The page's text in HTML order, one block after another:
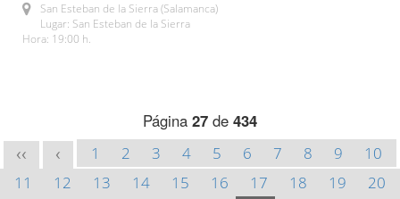
San Esteban de la Sierra (Salamanca)
Lugar: San Esteban de la Sierra
Hora: 19:00 h.
Página 27 de 434
<< < 1 2 3 4 5 6 7 8 9
10
11
12 13 14 15 16 17 18 19
20